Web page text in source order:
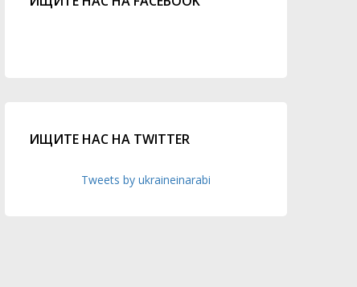
ИЩИТЕ НАС НА TWITTER
Tweets by ukraineinarabi